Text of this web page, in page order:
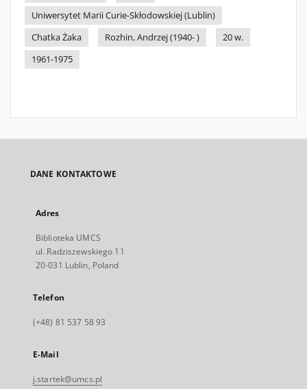
Uniwersytet Marii Curie-Skłodowskiej (Lublin)
Chatka Żaka
Rozhin, Andrzej (1940- )
20 w.
1961-1975
DANE KONTAKTOWE
Adres
Biblioteka UMCS
ul. Radziszewskiego 11
20-031 Lublin, Poland
Telefon
(+48) 81 537 58 93
E-Mail
j.startek@umcs.pl